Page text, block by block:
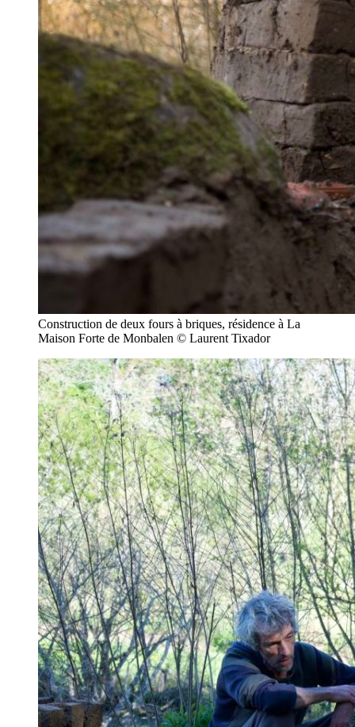
Construction de deux fours à briques, résidence à La
Maison Forte de Monbalen © Laurent Tixador